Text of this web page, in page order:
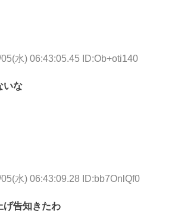
水) 06:43:05.45 ID:Ob+oti140
いな
水) 06:43:09.28 ID:bb7OnlQf0
げ告知きたわ